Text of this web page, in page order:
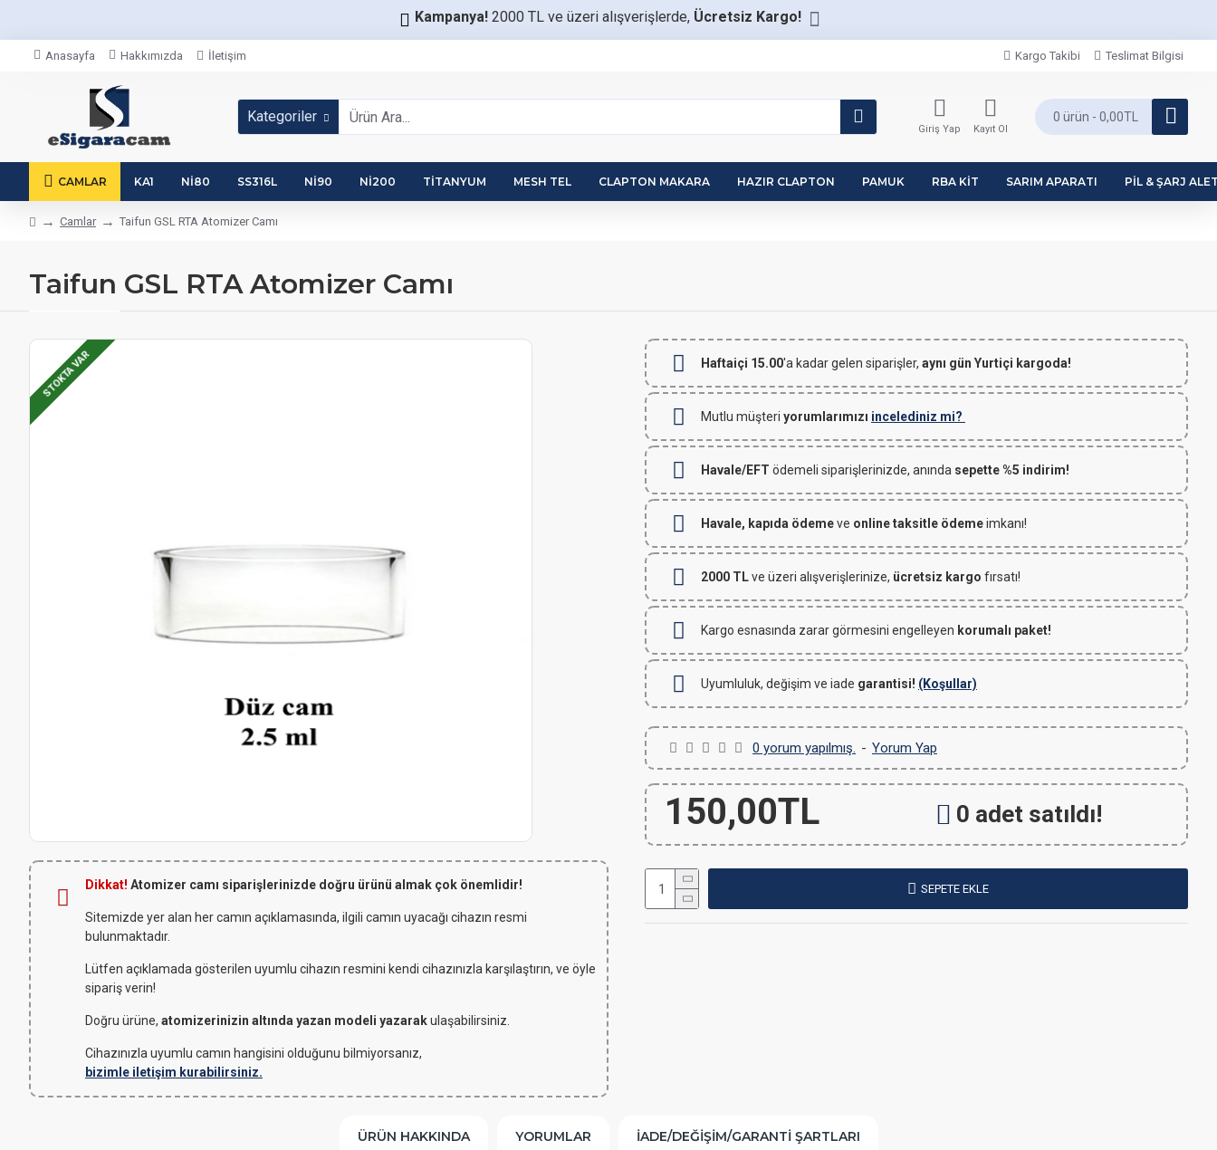
Kampanya! 2000 TL ve üzeri alışverişlerde, Ücretsiz Kargo!
Anasayfa Hakkımızda İletişim Kargo Takibi Teslimat Bilgisi
Kategoriler
Giriş Yap Kayıt Ol
0 ürün - 0,00TL
CAMLAR KA1 NI80 SS316L NI90 NI200 TITANYUM MESH TEL CLAPTON MAKARA HAZIR CLAPTON PAMUK RBA KIT SARIM APARATI PIL & ŞARJ
Camlar Taifun GSL RTA Atomizer Camı
Taifun GSL RTA Atomizer Camı
STOKTA VAR
Dikkat! Atomizer camı siparişlerinizde doğru ürünü almak çok önemlidir!
Sitemizde yer alan her camın açıklamasında, ilgili camın uyacağı cihazın resmi
bulunmaktadır.
Lütfen açıklamada gösterilen uyumlu cihazın resmini kendi cihazınızla karşılaştırın, ve öyle
sipariş verin!
Doğru ürüne, atomizerinizin altında yazan modeli yazarakulaşabilirsiniz.
Cihazınızla uyumlu camın hangisini olduğunu bilmiyorsanız,
bizimle iletişim kurabilirsiniz.
Haftaiçi 15.00'a kadar gelen siparişler, aynı gün Yurtiçi kargoda!
Mutlu müşteri yorumlarımızı incelediniz mi?
Havale/EFT ödemeli siparişlerinizde, anında sepette %5 indirim!
Havale, kapıda ödemeve online taksitle ödemeimkanı!
2000 TLve üzeri alışverişlerinize, ücretsiz kargo fırsatı!
Kargo esnasında zarar görmesini engelleyen korumalı paket!
Uyumluluk, değişim ve iade garantisi! (Koşullar)
0 yorum yapılmış. - Yorum Yap
150,00TL 0 adet satıldı!
SEPETE EKLE
ÜRÜN HAKKINDA YORUMLAR İADE/DEĞIŞIM/GARANTI ŞARTLARI